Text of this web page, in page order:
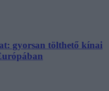
gyorsan tölthető kínai